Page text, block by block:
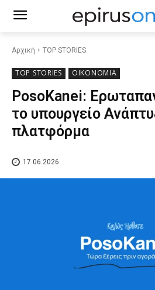
Αρχική TOP STORIES
TOP STORIES ΟΙΚΟΝΟΜΙΑ
PosoKanei:
το υπουργείο
πλατφόρμα
17.06.2026